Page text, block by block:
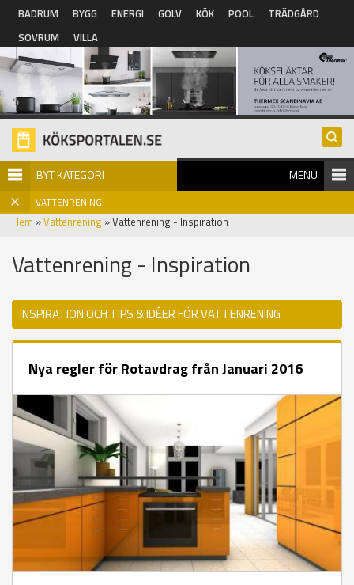
Hoppa till huvudinnehåll
BADRUM BYGG ENERGI GOLV KÖK POOL
TRÄDGÅRD
SOVRUM
VILLA
BYT KATEGORI MENU
VATTENRENING
Hem »Vattenrening » Vattenrening - Inspiration
Vattenrening - Inspiration
INSPIRATION OCH TIPS & IDÉER FÖR VATTENRENING
Nya regler för Rotavdrag från Januari 2016